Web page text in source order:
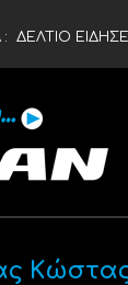
ΔΕΛΤΙΟ